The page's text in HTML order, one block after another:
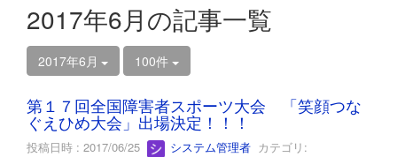
2017年6月の記事一覧
2017年6月 100件
第１７回全国障害者スポーツ大会 「笑顔つな
ぐえひめ大会」出場決定！！！
投稿日時 : 2017/06/25 システム管理者 カテゴリ: